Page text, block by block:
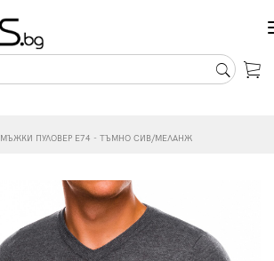
МЪЖКИ ПУЛОВЕР E74 - ТЪМНО СИВ/МЕЛАНЖ